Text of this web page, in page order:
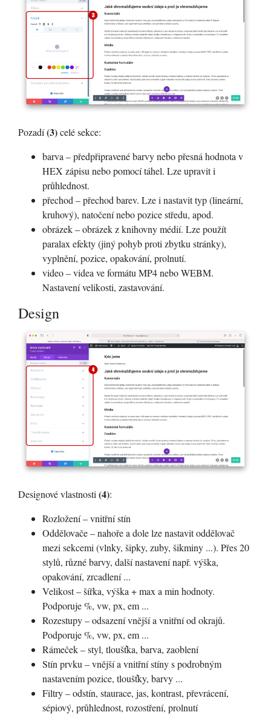
Pozadí(3)celé sekce:
barva – předpřipravené barvy nebo přesná hodnota v
HEX zápisu nebo pomocí táhel. Lze upravit i
průhlednost.
přechod – přechod barev. Lze i nastavit typ (lineární,
kruhový), natočení nebo pozice středu, apod.
obrázek – obrázek z knihovny médií. Lze použít
paralax efekty (jiný pohyb proti zbytku stránky),
vyplnění, pozice, opakování, prolnutí.
video – videa ve formátu MP4 nebo WEBM.
Nastavení velikosti, zastavování.
Design
Designové vlastnosti(4):
Rozložení – vnitřní stín
Oddělovače – nahoře a dole lze nastavit oddělovač
mezi sekcemi (vlnky, šipky, zuby, šikminy ...). Přes 20
stylů, různé barvy, další nastavení např. výška,
opakování, zrcadlení ...
Velikost – šířka, výška + max a min hodnoty.
Podporuje %, vw, px, em ...
Rozestupy – odsazení vnější a vnitřní od okrajů.
Podporuje %, vw, px, em ...
Rámeček – styl, tloušťka, barva, zaoblení
Stín prvku – vnější a vnitřní stíny s podrobným
nastavením pozice, tloušťky, barvy ...
Filtry – odstín, staurace, jas, kontrast, převrácení,
sépiový, průhlednost, rozostření, prolnutí